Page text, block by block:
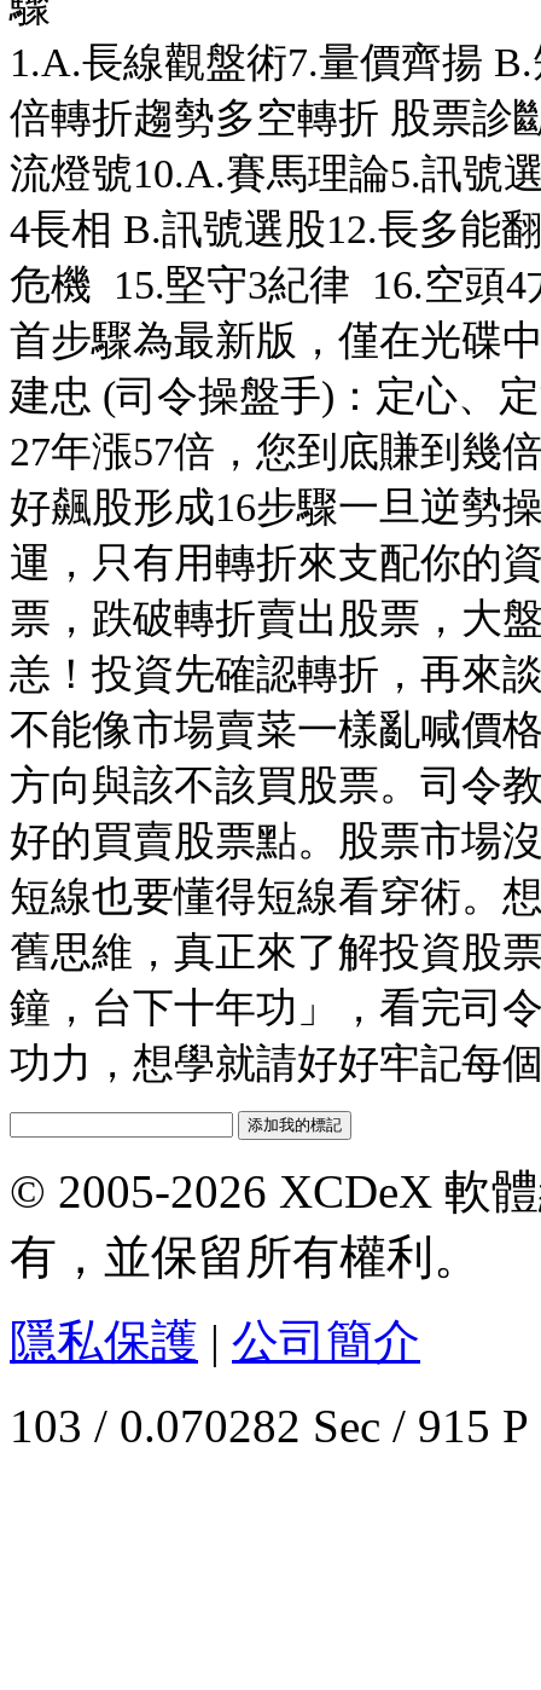
1.A.長線觀盤術7.量價齊揚
倍轉折趨勢多空轉折 股票診
流燈號10.A.賽馬理論5.訊號
4長相 B.訊號選股12.長多能
危機 15.堅守3紀律 16.空頭
首步驟為最新版，僅在光碟
建忠 (司令操盤手)：定心、
27年漲57倍，您到底賺到幾
好飆股形成16步驟一旦逆勢
運，只有用轉折來支配你的
票，跌破轉折賣出股票，大
恙！投資先確認轉折，再來
不能像市場賣菜一樣亂喊價
方向與該不該買股票。司令
好的買賣股票點。股票市場
短線也要懂得短線看穿術。
舊思維，真正來了解投資股
鐘，台下十年功」，看完司
功力，想學就請好好牢記每
© 2005-2026 XCDeX 軟
有，並保留所有權利。
隱私保護 | 公司簡介
103 / 0.070282 Sec / 915